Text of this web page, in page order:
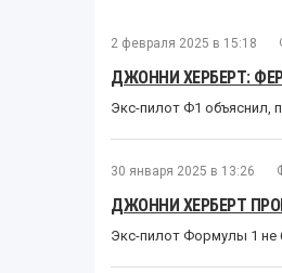
2 февраля 2025 в 15:18
ДЖОННИ ХЕРБЕРТ:
Экс-пилот Ф1 объяснил,
30 января 2025 в 13:26
ДЖОННИ ХЕРБЕРТ
Экс-пилот Формулы 1 не